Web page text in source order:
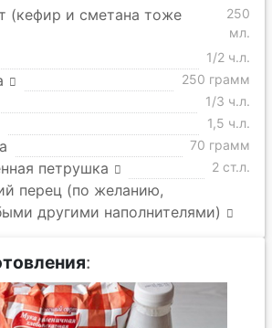
(кефир и сметана тоже
250
мл.
1/2 ч.л.
250 грамм
1/3 ч.л.
1,5 ч.л.
70 грамм
петрушка 2 ст.л.
перец (по желанию,
другими наполнителями)
: